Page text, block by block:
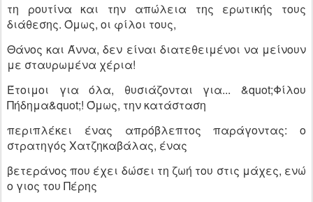
τη ρουτίνα και την απώλεια της ερωτικής τους
διάθεσης. Όμως, οι φίλοι τους,
Θάνος και Άννα, δεν είναι διατεθειμένοι να μείνουν
με σταυρωμένα χέρια!
Έτοιμοι για όλα, θυσιάζονται για... &quot;Φίλου
Πήδημα&quot;! Όμως, την κατάσταση
περιπλέκει ένας απρόβλεπτος παράγοντας: ο
στρατηγός Χατζηκαβάλας, ένας
βετεράνος που έχει δώσει τη ζωή του στις μάχες, ενώ
ο γιος του Πέρης